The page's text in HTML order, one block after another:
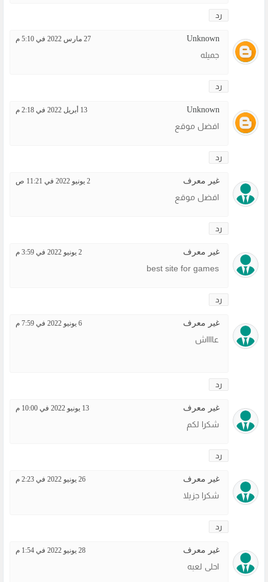
رد
Unknown 27 مارس 2022 في 5:10 م
جميله
رد
Unknown 13 أبريل 2022 في 2:18 م
افضل موقع
رد
غير معرف 2 يونيو 2022 في 11:21 ص
افضل موقع
رد
غير معرف 2 يونيو 2022 في 3:59 م
best site for games
رد
غير معرف 6 يونيو 2022 في 7:59 م
عااااش
رد
غير معرف 13 يونيو 2022 في 10:00 م
شكرا لكم
رد
غير معرف 26 يونيو 2022 في 2:23 م
شكرا جزيلا
رد
غير معرف 28 يونيو 2022 في 1:54 م
احلى لعبه